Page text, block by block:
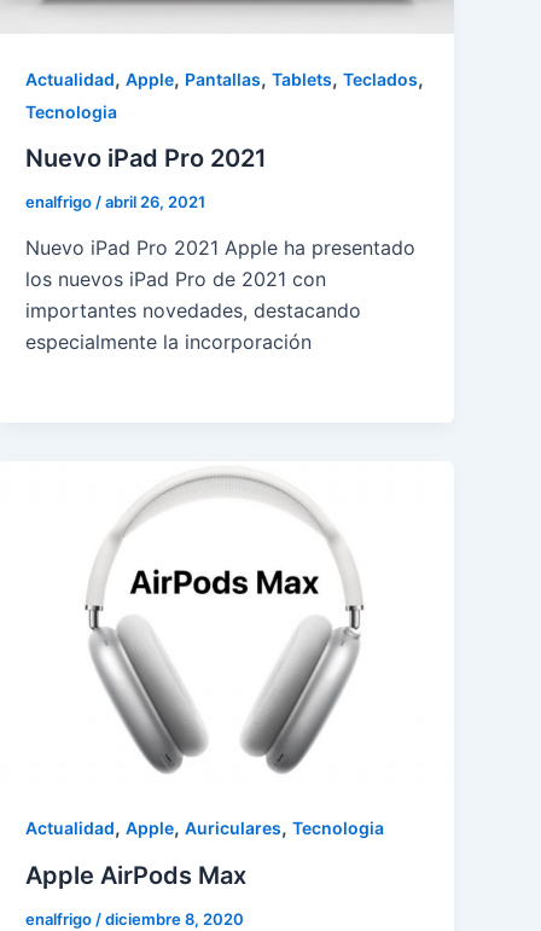
Actualidad,Apple, Pantallas,Tablets,Teclados,
Tecnologia
Nuevo iPad Pro 2021
enalfrigo/abril 26, 2021
Nuevo iPad Pro 2021 Apple ha presentado
los nuevos iPad Pro de 2021 con
importantes novedades, destacando
especialmente la incorporación
Actualidad,Apple,Auriculares,Tecnologia
Apple AirPods Max
enalfrigo/diciembre 8, 2020